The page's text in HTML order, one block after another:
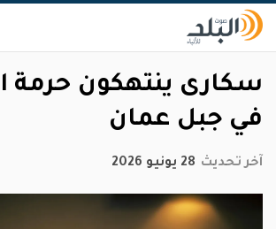
سكارى ينتهكون حرمة
في جبل عمان
آخر تحديث 28 يونيو 2026